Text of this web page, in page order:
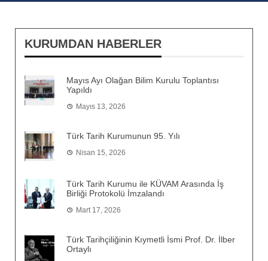
KURUMDAN HABERLER
Mayıs Ayı Olağan Bilim Kurulu Toplantısı
Yapıldı
Mayıs 13, 2026
Türk Tarih Kurumunun 95. Yılı
Nisan 15, 2026
Türk Tarih Kurumu ile KÜVAM Arasında İş
Birliği Protokolü İmzalandı
Mart 17, 2026
Türk Tarihçiliğinin Kıymetli İsmi Prof. Dr. İlber
Ortaylı